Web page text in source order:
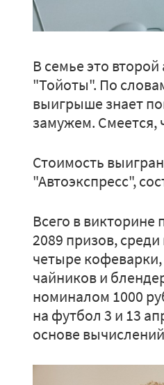
В семье это
"Тойоты". По
выигрыше знает
замужем. Смеется,
Стоимость
"Автоэкспресс",
Всего в викторине
2089 призов,
четыре кофеварки,
чайников и
номиналом 1000
на футбол 3 и 13
основе